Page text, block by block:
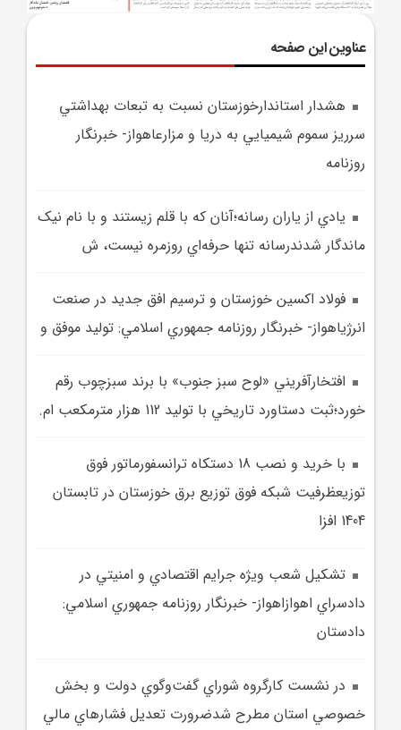
عناوین این صفحه
هشدار استاندارخوزستان نسبت به تبعات بهداشتي
سرريز سموم شيميايي به دريا و مزارعاهواز- خبرنگار
روزنامه
يادي از ياران رسانه؛آنان که با قلم زيستند و با نام نيک
ماندگار شدندرسانه تنها حرفه‌اي روزمره نيست، ش
فولاد اکسين خوزستان و ترسيم افق جديد در صنعت
انرژياهواز- خبرنگار روزنامه جمهوري اسلامي: توليد موفق و
افتخارآفريني «لوح سبز جنوب» با برند سبزچوب رقم
خورد؛ثبت دستاورد تاريخي با توليد 112 هزار مترمکعب ام.
با خريد و نصب 18 دستکاه ترانسفورماتور فوق
توزيعظرفيت شبکه فوق توزيع برق خوزستان در تابستان
1404 افزا
تشکيل شعب ويژه جرايم اقتصادي و امنيتي در
دادسراي اهوازاهواز- خبرنگار روزنامه جمهوري اسلامي:
دادستان
در نشست کارگروه‌ شوراي گفت‌وگوي دولت و بخش
خصوصي استان مطرح شدضرورت تعديل فشارهاي مالي